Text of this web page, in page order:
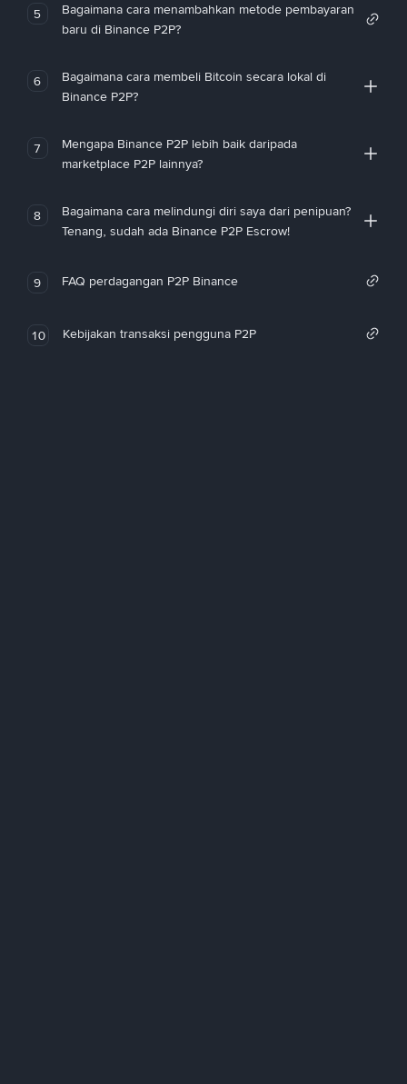
5
Bagaimana cara menambahkan metode pembayaran
baru di Binance P2P?
6
Bagaimana cara membeli Bitcoin secara lokal di
Binance P2P?
7
Mengapa Binance P2P lebih baik daripada
marketplace P2P lainnya?
8
Bagaimana cara melindungi diri saya dari penipuan?
Tenang, sudah ada Binance P2P Escrow!
9 FAQ perdagangan P2P Binance
10 Kebijakan transaksi pengguna P2P